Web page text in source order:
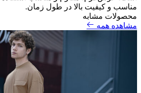
مناسب و کیفیت بالا در طول زمان.
محصولات مشابه
مشاهده همه